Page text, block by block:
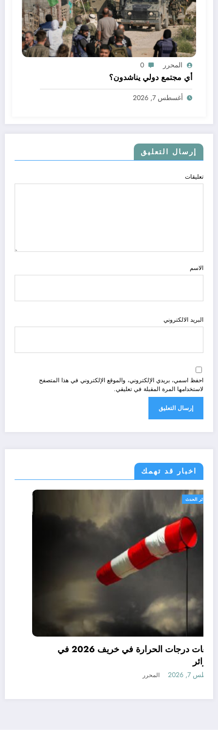
المحرر 0
أي مجتمع دولي يناشدون؟
أغسطس 7, 2026
إرسال التعليق
تعليقات
الاسم
البريد الالكتروني
احفظ اسمي، بريدي الإلكتروني، والموقع الإلكتروني في هذا المتصفح
لاستخدامها المرة المقبلة في تعليقي.
اخبار قد تهمك
الجزائر الحدث
الجزائر
أغسطس 7, 2026